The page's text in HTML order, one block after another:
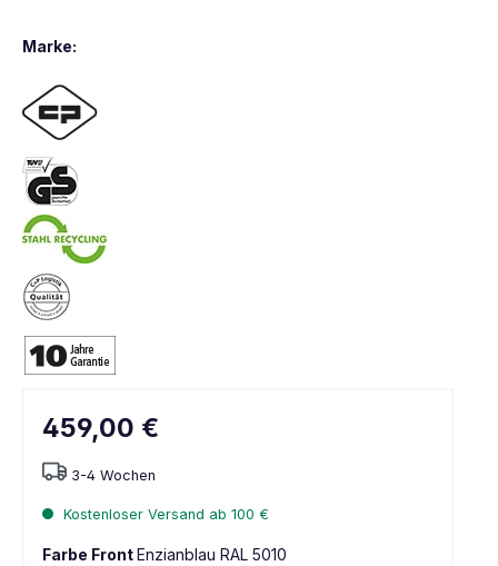
Marke:
459,00 €
3-4 Wochen
Kostenloser Versand ab 100 €
Farbe FrontEnzianblau RAL 5010